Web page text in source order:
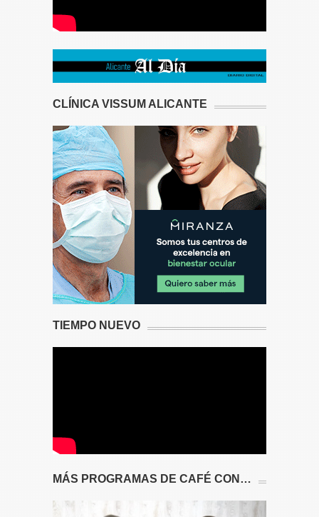
CLÍNICA VISSUM ALICANTE
TIEMPO NUEVO
MÁS PROGRAMAS DE CAFÉ CON…